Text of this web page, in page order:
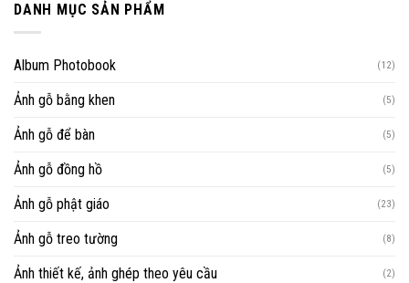
DANH MỤC SẢN PHẨM
Album Photobook (12)
Ảnh gỗ bằng khen (5)
Ảnh gỗ để bàn (5)
Ảnh gỗ đồng hồ (5)
Ảnh gỗ phật giáo (23)
Ảnh gỗ treo tường (8)
Ảnh thiết kế, ảnh ghép theo yêu cầu (2)